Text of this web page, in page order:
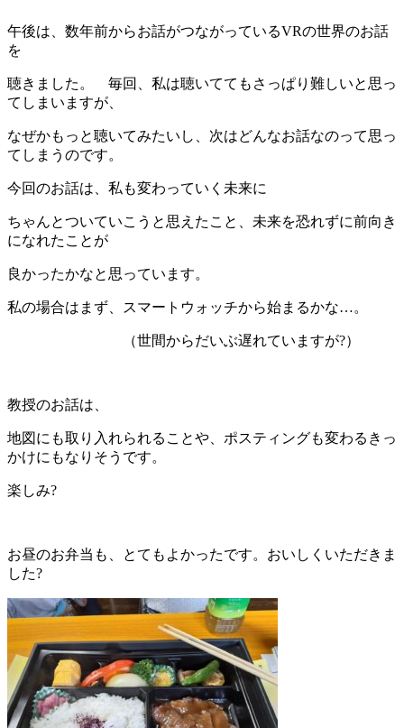
午後は、数年前からお話がつながっているVRの世界のお話
を
聴きました。 毎回、私は聴いててもさっぱり難しいと思っ
てしまいますが、
なぜかもっと聴いてみたいし、次はどんなお話なのって思っ
てしまうのです。
今回のお話は、私も変わっていく未来に
ちゃんとついていこうと思えたこと、未来を恐れずに前向き
になれたことが
良かったかなと思っています。
私の場合はまず、スマートウォッチから始まるかな…。
（世間からだいぶ遅れていますが?）
教授のお話は、
地図にも取り入れられることや、ポスティングも変わるきっ
かけにもなりそうです。
楽しみ?
お昼のお弁当も、とてもよかったです。おいしくいただきま
した?